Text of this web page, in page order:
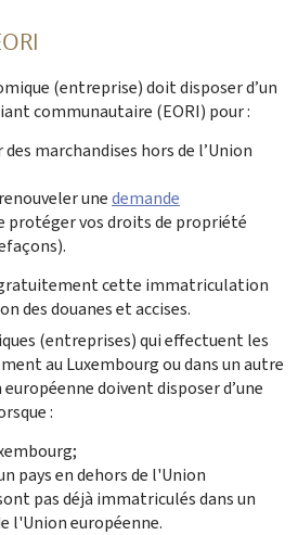
(entreprise) doit disposer d’un
communautaire (EORI) pour :
marchandises hors de l’Union
unedemande
protéger vos droits de propriété
gratuitement cette immatriculation
des douanes et accises.
(entreprises) qui effectuent les
au Luxembourg ou dans un autre
doivent disposer d’une
:
pays en dehors de l'Union
pas déjà immatriculés dans un
l'Union européenne.